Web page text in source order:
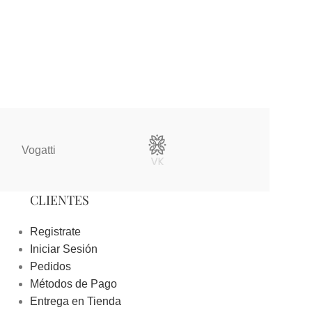
Vogatti
CLIENTES
Registrate
Iniciar Sesión
Pedidos
Métodos de Pago
Entrega en Tienda